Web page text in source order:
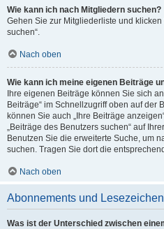
Wie kann ich nach Mitgliedern suchen?
Gehen Sie zur Mitgliederliste und klicken
suchen“.
Nach oben
Wie kann ich meine eigenen Beiträge
Ihre eigenen Beiträge können Sie sich
Beiträge“ im Schnellzugriff oben auf der
können Sie auch „Ihre Beiträge
„Beiträge des Benutzers suchen“ auf
Benutzen Sie die erweiterte Suche, um
suchen. Tragen Sie dort die
Nach oben
Abonnements und Lesezeichen
Was ist der Unterschied zwischen